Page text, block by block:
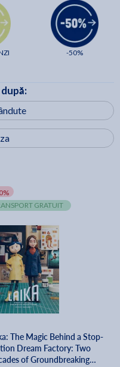
-50%
GRATUIT
The Magic Behind a Stop-
Dream Factory: Two
of Groundbreaking